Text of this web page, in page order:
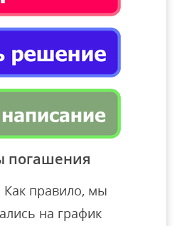
погашения
правило, мы
на график